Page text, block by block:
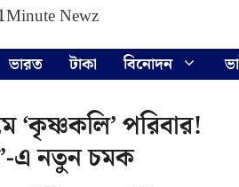
ভারত টাকা বিনোদন
পরিবার!
এ নতুন চমক